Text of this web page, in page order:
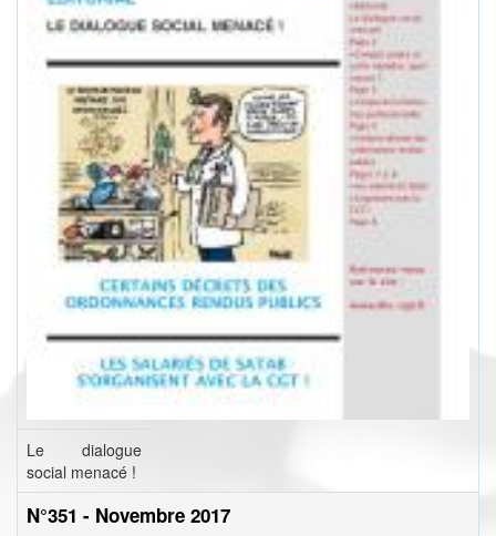
Le dialogue
social menacé !
N°351 - Novembre 2017